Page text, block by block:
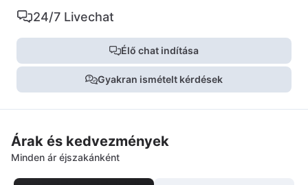
24/7 Livechat
Élő chat indítása
Gyakran ismételt kérdések
Árak és kedvezmények
Minden ár éjszakánként